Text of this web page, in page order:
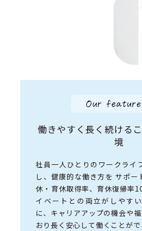
働きやすく長く続ける
境
社員一人ひとりのワークライ
し、健康的な働き方を サポー
休・育休取得率、育休復帰率
イベートとの両立がしやすい
に、キャリアアップの機会や
おり長く安心して働くことがで